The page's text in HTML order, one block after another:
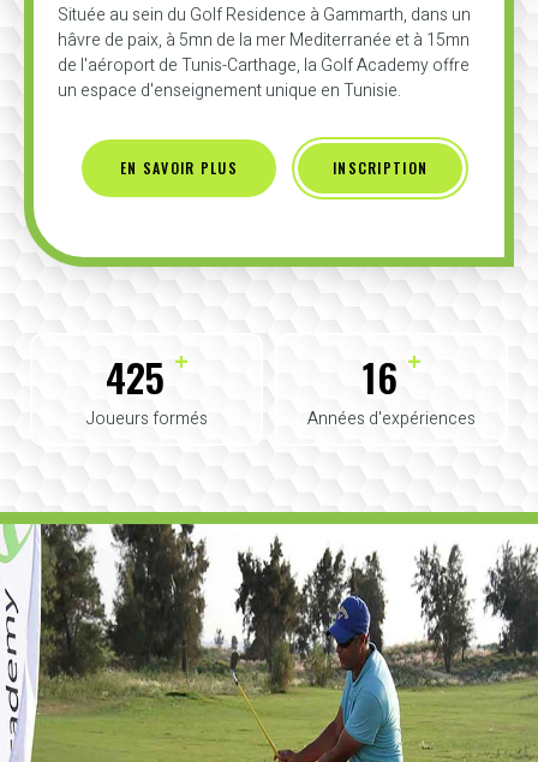
Située au sein du Golf Residence à Gammarth, dans un
hâvre de paix, à 5mn de la mer Mediterranée et à 15mn
de l'aéroport de Tunis-Carthage, la Golf Academy offre
un espace d'enseignement unique en Tunisie.
EN SAVOIR PLUS INSCRIPTION
425 +
Joueurs formés
16 +
Années d'expériences